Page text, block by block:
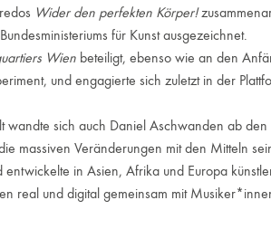
Wider den perfekten Körper!
für Kunst ausgezeichnet.
Wienbeteiligt, ebenso wie an den
und engagierte sich zuletzt in der
sich auch Daniel Aschwanden ab
massiven Veränderungen mit den Mitteln
in Asien, Afrika und Europa
real und digital gemeinsam mit